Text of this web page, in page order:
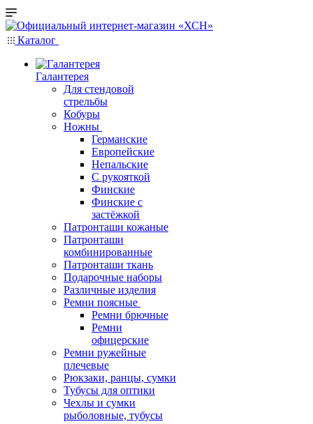
Каталог
Галантерея
Для стендовой
стрельбы
Кобуры
Ножны
Германские
Европейские
Непальские
С рукояткой
Финские
Финские с
застёжкой
Патронташи кожаные
Патронташи
комбинированные
Патронташи ткань
Подарочные наборы
Различные изделия
Ремни поясные
Ремни брючные
Ремни
офицерские
Ремни ружейные
плечевые
Рюкзаки, ранцы, сумки
Тубусы для оптики
Чехлы и сумки
рыболовные, тубусы